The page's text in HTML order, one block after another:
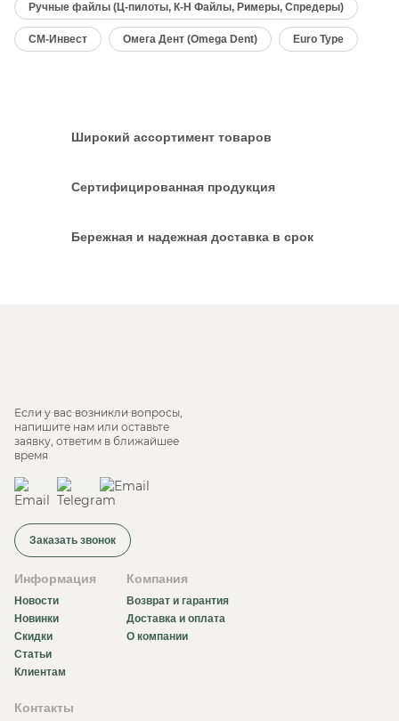
Ручные файлы (Ц-пилоты, К-H Файлы, Римеры, Спредеры)
СМ-Инвест Омега Дент (Omega Dent) Euro Type
Широкий ассортимент товаров
Сертифицированная продукция
Бережная и надежная доставка в срок
Если у вас возникли вопросы,
напишите нам или оставьте
заявку, ответим в ближайшее
время
Заказать звонок
Информация
Новости
Новинки
Скидки
Статьи
Клиентам
Компания
Возврат и гарантия
Доставка и оплата
О компании
Контакты